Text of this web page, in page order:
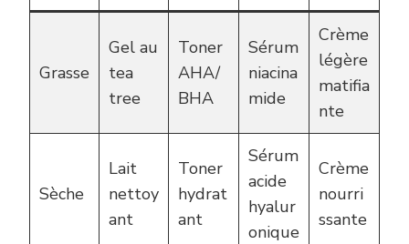
Grasse
Gel au
tea
tree
Toner
AHA/
BHA
Sérum
niacina
mide
Crème
légère
matifia
nte
Sèche
Lait
nettoy
ant
Toner
hydrat
ant
Sérum
acide
hyalur
onique
Crème
nourri
ssante